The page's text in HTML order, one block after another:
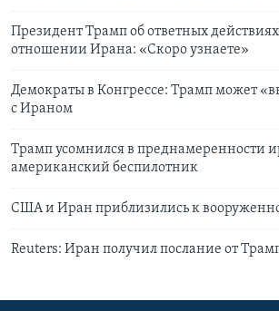
Президент Трамп об ответных
отношении Ирана: «Скоро узнаете»
Демократы в Конгрессе: Трамп может
с Ираном
Трамп усомнился в преднамеренности
американский беспилотник
США и Иран приблизились к
Reuters: Иран получил послание от